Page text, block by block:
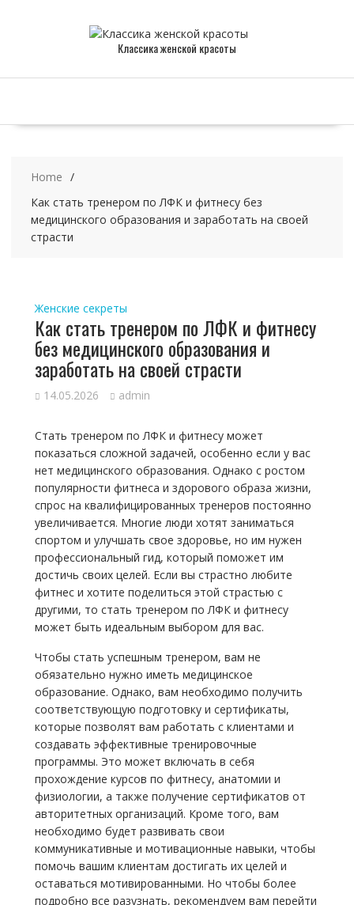
Классика женской красоты
Home
Как стать тренером по ЛФК и фитнесу без
медицинского образования и заработать на своей
страсти
Женские секреты
Как стать тренером по ЛФК и фитнесу
без медицинского образования и
заработать на своей страсти
14.05.2026 admin
Стать тренером по ЛФК и фитнесу может
показаться сложной задачей, особенно если у вас
нет медицинского образования. Однако с ростом
популярности фитнеса и здорового образа жизни,
спрос на квалифицированных тренеров постоянно
увеличивается. Многие люди хотят заниматься
спортом и улучшать свое здоровье, но им нужен
профессиональный гид, который поможет им
достичь своих целей. Если вы страстно любите
фитнес и хотите поделиться этой страстью с
другими, то стать тренером по ЛФК и фитнесу
может быть идеальным выбором для вас.
Чтобы стать успешным тренером, вам не
обязательно нужно иметь медицинское
образование. Однако, вам необходимо получить
соответствующую подготовку и сертификаты,
которые позволят вам работать с клиентами и
создавать эффективные тренировочные
программы. Это может включать в себя
прохождение курсов по фитнесу, анатомии и
физиологии, а также получение сертификатов от
авторитетных организаций. Кроме того, вам
необходимо будет развивать свои
коммуникативные и мотивационные навыки, чтобы
помочь вашим клиентам достигать их целей и
оставаться мотивированными. Но чтобы более
подробно все разузнать, рекомендуем вам перейти